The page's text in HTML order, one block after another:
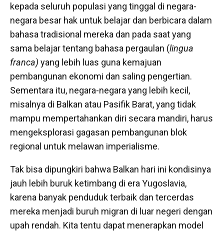
kepada seluruh populasi yang tinggal di negara-
negara besar hak untuk belajar dan berbicara dalam
bahasa tradisional mereka dan pada saat yang
sama belajar tentang bahasa pergaulan (lingua
franca) yang lebih luas guna kemajuan
pembangunan ekonomi dan saling pengertian.
Sementara itu, negara-negara yang lebih kecil,
misalnya di Balkan atau Pasifik Barat, yang tidak
mampu mempertahankan diri secara mandiri, harus
mengeksplorasi gagasan pembangunan blok
regional untuk melawan imperialisme.
Tak bisa dipungkiri bahwa Balkan hari ini kondisinya
jauh lebih buruk ketimbang di era Yugoslavia,
karena banyak penduduk terbaik dan tercerdas
mereka menjadi buruh migran di luar negeri dengan
upah rendah. Kita tentu dapat menerapkan model